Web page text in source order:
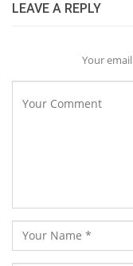
LEAVE A REPLY
Your